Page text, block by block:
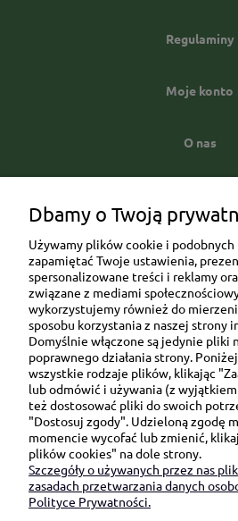
Regulaminy
Moje konto
O nas
Ul. Brukowa 6/8
91-341 Łódź
NIP:
SKONTAKTUJ SIĘ
sklep@be-
+48 690 172
(pon-pt 9:00 -
Dbamy o Twoją
Używamy plików cookie i
zapamiętać Twoje ustawienia,
spersonalizowane treści i reklamy
związane z mediami
wykorzystujemy również do
sposobu korzystania z naszej strony
Domyślnie włączone są jedynie pliki
poprawnego działania strony.
wszystkie rodzaje plików, klikając
lub odmówić i używania (z
też dostosować pliki do swoich
"Dostosuj zgody". Udzieloną zgodę
momencie wycofać lub zmienić,
plików cookies" na dole strony.
Szczegóły o używanych przez nas
zasadach przetwarzania danych
Polityce Prywatności.